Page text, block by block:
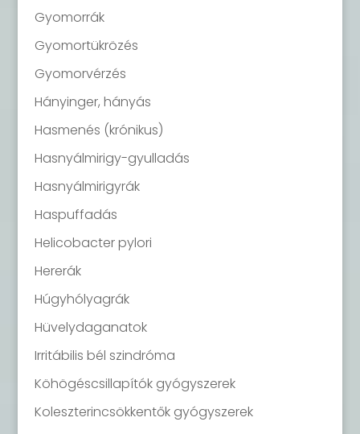
Gyomorrák
Gyomortükrözés
Gyomorvérzés
Hányinger, hányás
Hasmenés (krónikus)
Hasnyálmirigy-gyulladás
Hasnyálmirigyrák
Haspuffadás
Helicobacter pylori
Hererák
Húgyhólyagrák
Hüvelydaganatok
Irritábilis bél szindróma
Köhögéscsillapítók gyógyszerek
Koleszterincsökkentők gyógyszerek